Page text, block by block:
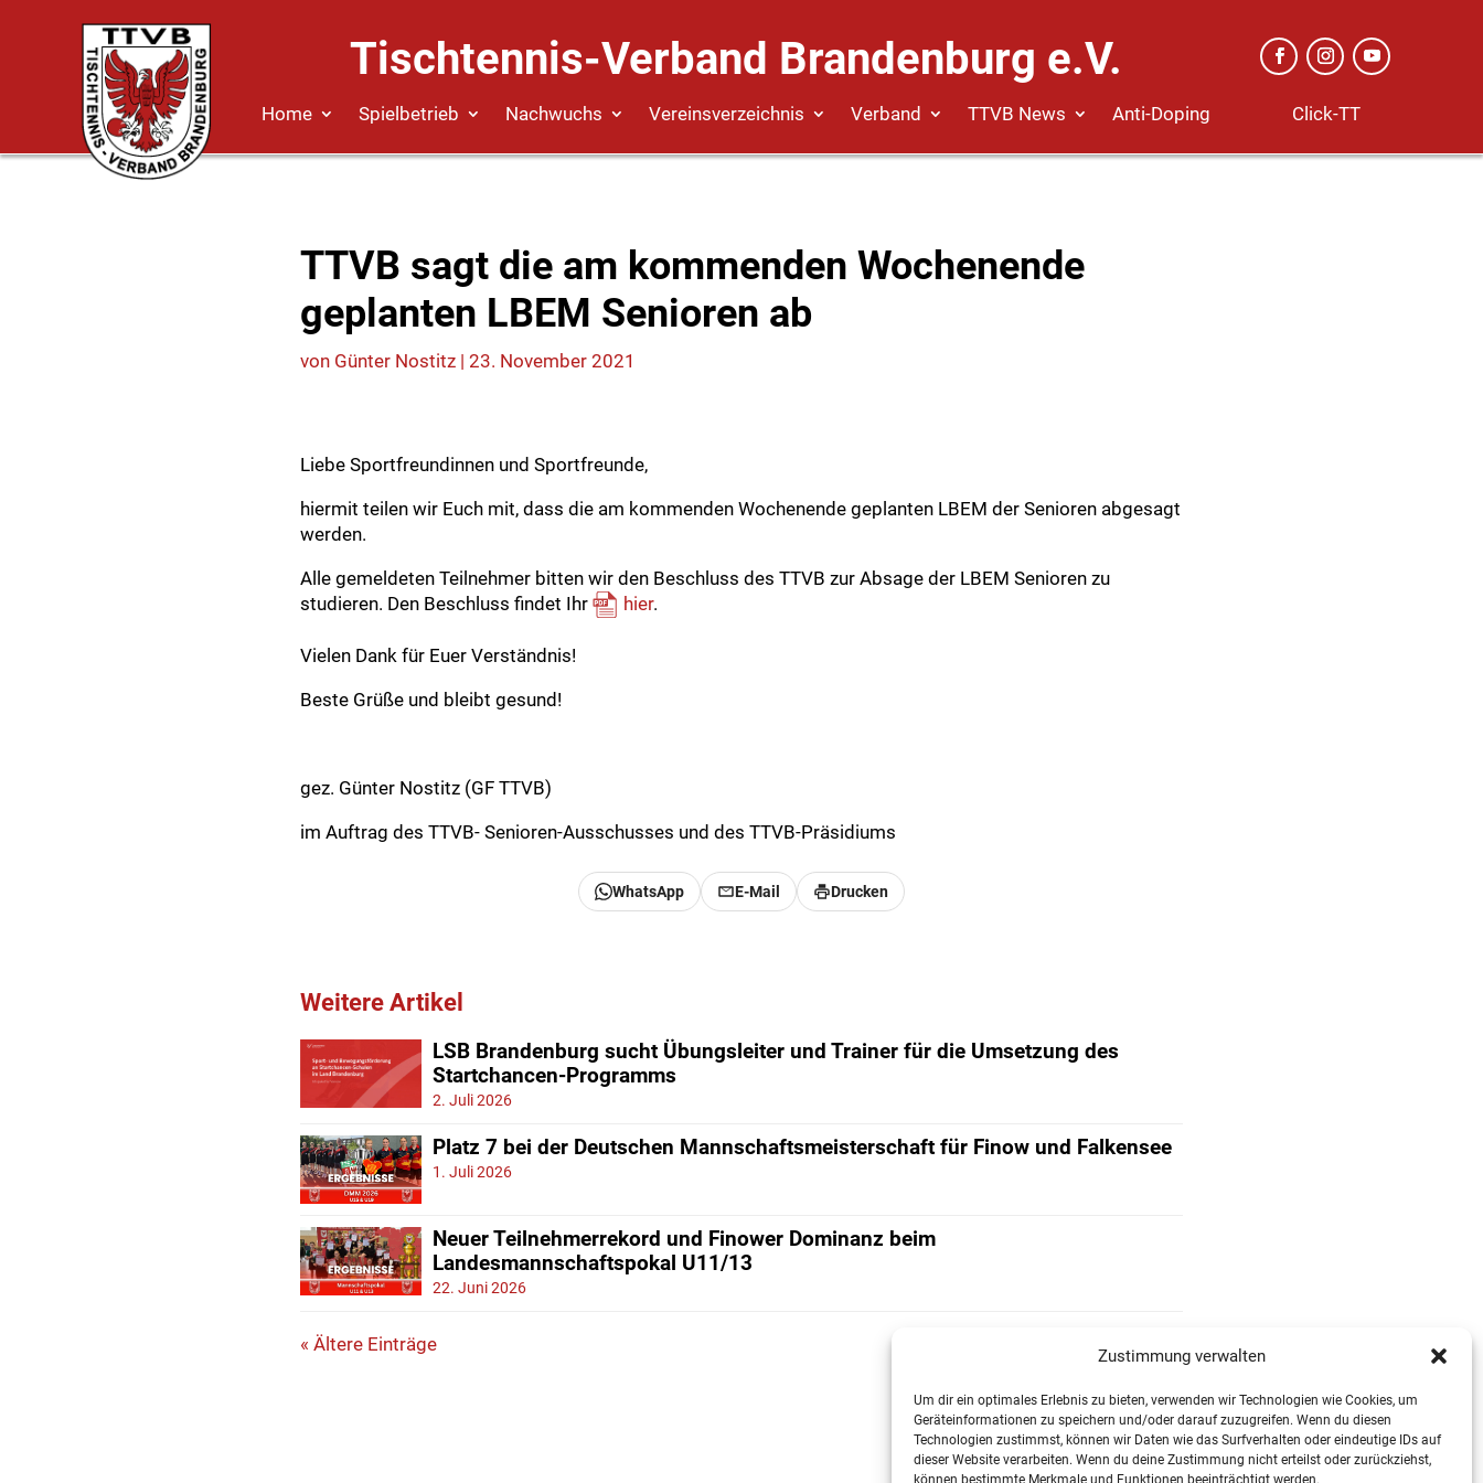
Zustimmung verwalten
Um dir ein optimales Erlebnis zu bieten, verwenden wir Technologien wie Cookies, um
Geräteinformationen zu speichern und/oder darauf zuzugreifen. Wenn du diesen
Technologien zustimmst, können wir Daten wie das Surfverhalten oder eindeutige IDs auf
dieser Website verarbeiten. Wenn du deine Zustimmung nicht erteilst oder zurückziehst,
können bestimmte Merkmale und Funktionen beeinträchtigt werden.
Tischtennis-Verband Brandenburg e.V.
Home Spielbetrieb Nachwuchs Vereinsverzeichnis Verband TTVB News Anti-Doping Click-TT
TTVB sagt die am kommenden Wochenende
geplanten LBEM Senioren ab
von Günter Nostitz | 23. November 2021
Liebe Sportfreundinnen und Sportfreunde,
hiermit teilen wir Euch mit, dass die am kommenden Wochenende geplanten LBEM der Senioren abgesagt
werden.
Alle gemeldeten Teilnehmer bitten wir den Beschluss des TTVB zur Absage der LBEM Senioren zu
studieren. Den Beschluss findet Ihr
hier.
Vielen Dank für Euer Verständnis!
Beste Grüße und bleibt gesund!
gez. Günter Nostitz (GF TTVB)
im Auftrag des TTVB- Senioren-Ausschusses und des TTVB-Präsidiums
WhatsApp E-Mail Drucken
Weitere Artikel
LSB Brandenburg sucht Übungsleiter und Trainer für die Umsetzung des
Startchancen-Programms
2. Juli 2026
Platz 7 bei der Deutschen Mannschaftsmeisterschaft für Finow und Falkensee
1. Juli 2026
Neuer Teilnehmerrekord und Finower Dominanz beim
Landesmannschaftspokal U11/13
22. Juni 2026
« Ältere Einträge